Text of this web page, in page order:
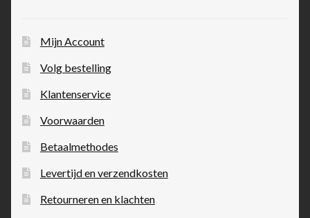
Mijn Account
Volg bestelling
Klantenservice
Voorwaarden
Betaalmethodes
Levertijd en verzendkosten
Retourneren en klachten